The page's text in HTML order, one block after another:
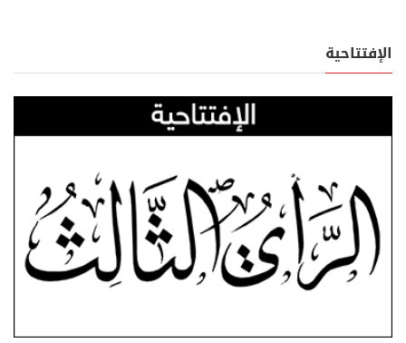
الإفتتاحية